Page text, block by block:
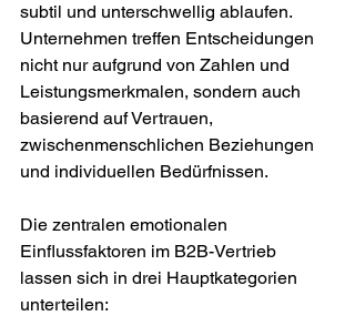
subtil und unterschwellig ablaufen.
Unternehmen treffen Entscheidungen
nicht nur aufgrund von Zahlen und
Leistungsmerkmalen, sondern auch
basierend auf Vertrauen,
zwischenmenschlichen Beziehungen
und individuellen Bedürfnissen.
Die zentralen emotionalen
Einflussfaktoren im B2B-Vertrieb
lassen sich in drei Hauptkategorien
unterteilen: